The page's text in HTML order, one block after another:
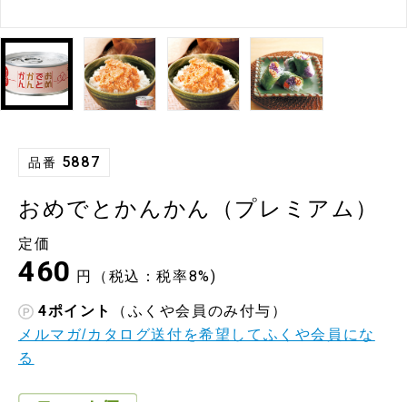
品番 5887
おめでとかんかん（プレミアム）
定価
460 円（税込：税率8%)
4ポイント （ふくや会員のみ付与）
メルマガ/カタログ送付を希望してふくや会員にな
る